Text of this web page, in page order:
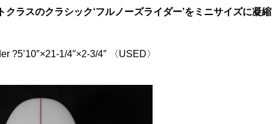
クラスのクラシック‘フルノーズライダー’をミニサイズに凝縮
?5’10″×21-1/4″×2-3/4″ 〈USED〉